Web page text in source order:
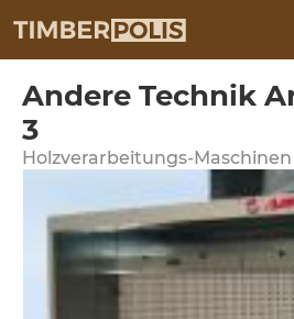
Andere Technik
3
Holzverarbeitungs-Maschinen